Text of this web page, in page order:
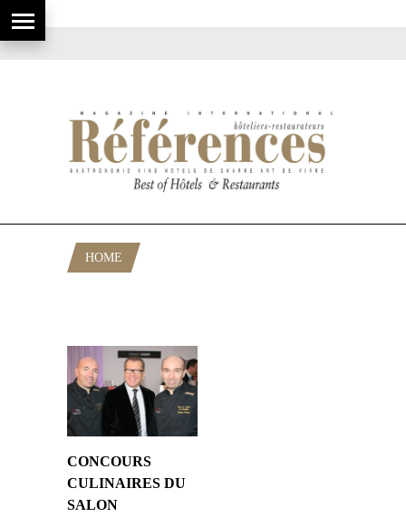
HOME
CONCOURS
CULINAIRES DU
SALON